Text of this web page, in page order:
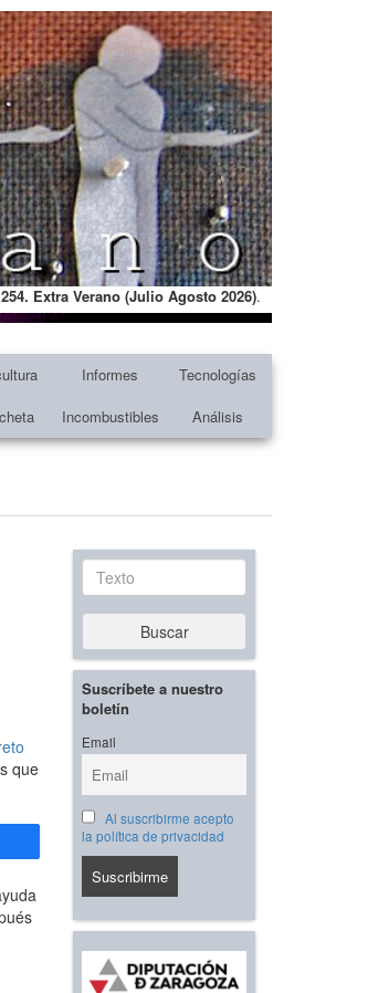
254. Extra Verano (Julio Agosto 2026).
Informes
Tecnologías
Incombustibles Análisis
que
Texto
Buscar
Suscríbete a nuestro
boletín
Email
Al suscribirme acepto
la política de privacidad